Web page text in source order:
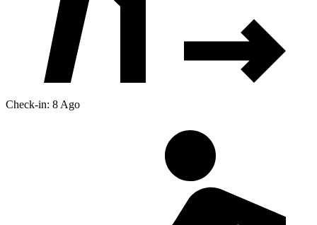
Check-in: 8 Ago